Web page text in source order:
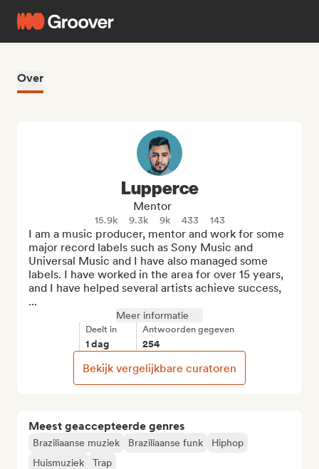
Over
Meest geaccepteerde genres
Braziliaanse muziek Braziliaanse funk
Hiphop
Huismuziek
Trap
Lupperce
Mentor
15.9k 9.3k 9k 433 143
I am a music producer, mentor and work for some
major record labels such as Sony Music and
Universal Music and I have also managed some
labels. I have worked in the area for over 15 years,
and I have helped several artists achieve success,
...
Meer informatie
Deelt in
1 dag
Antwoorden gegeven
254
Bekijk vergelijkbare curatoren